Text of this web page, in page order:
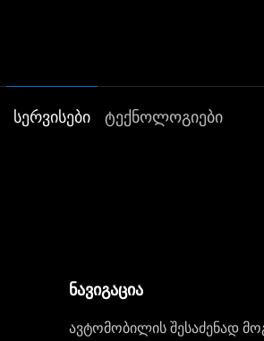
სერვისები ტექნოლოგიები
ნავიგაცია
ავტომობილის შესაძენად